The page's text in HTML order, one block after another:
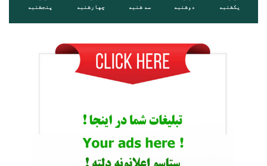
یکشنبه دوشنبه سه شنبه چهارشنبه پنجشنبه